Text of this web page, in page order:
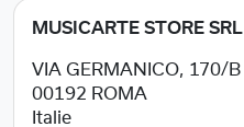
MUSICARTE STORE SRL
VIA GERMANICO, 170/B
00192 ROMA
Italie